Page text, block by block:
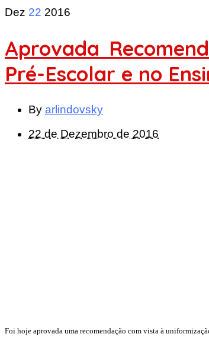
Dez 22 2016
Aprovada
Pré-Escolar e no
By arlindovsky
22 de Dezembro de 2016
Foi hoje aprovada uma recomendação com vista à